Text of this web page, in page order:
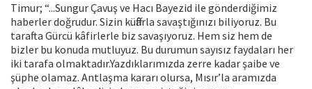
Timur; “...Sungur Çavuş ve Hacı Bayezid ile gönderdiğimiz
haberler doğrudur. Sizin küffârla savaştığınızı biliyoruz. Bu
tarafta Gürcü kâfirlerle biz savaşıyoruz. Hem siz hem de
bizler bu konuda mutluyuz. Bu durumun sayısız faydaları her
iki tarafa olmaktadır.Yazdıklarımızda zerre kadar şaibe ve
şüphe olamaz. Antlaşma kararı olursa, Mısır’la aramızda